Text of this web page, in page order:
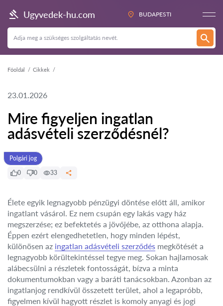
Ugyvedek-hu.com BUDAPESTI
Főoldal Cikkek
23.01.2026
Mire figyeljen ingatlan
adásvételi szerződésnél?
Polgári jog
0
0 33
Élete egyik legnagyobb pénzügyi döntése előtt áll, amikor
ingatlant vásárol. Ez nem csupán egy lakás vagy ház
megszerzése; ez befektetés a jövőjébe, az otthona alapja.
Éppen ezért elengedhetetlen, hogy minden lépést,
különösen az ingatlan adásvételi szerződés megkötését a
legnagyobb körültekintéssel tegye meg. Sokan hajlamosak
alábecsülni a részletek fontosságát, bízva a minta
dokumentumokban vagy a baráti tanácsokban. Azonban az
ingatlanjog rendkívül összetett terület, ahol a legapróbb,
figyelmen kívül hagyott részlet is komoly anyagi és jogi